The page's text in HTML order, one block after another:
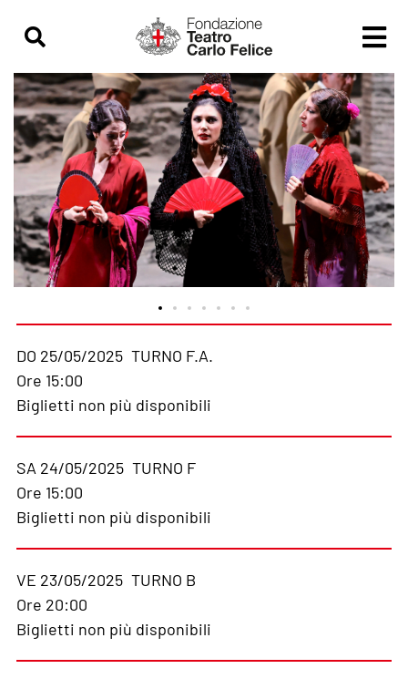
DO 25/05/2025 TURNO F.A.
Ore 15:00
Biglietti non più disponibili
SA 24/05/2025 TURNO F
Ore 15:00
Biglietti non più disponibili
VE 23/05/2025 TURNO B
Ore 20:00
Biglietti non più disponibili